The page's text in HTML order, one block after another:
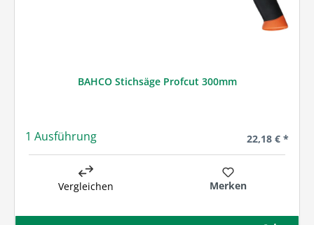
BAHCO Stichsäge Profcut 300mm
1 Ausführung Regulärer
22,18 € *
Vergleichen Merken